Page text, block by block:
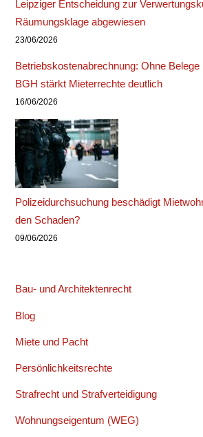
Leipziger Entscheidung zur
Räumungsklage abgewiesen
23/06/2026
Betriebskostenabrechnung: Ohne Belege
BGH stärkt Mieterrechte deutlich
16/06/2026
Polizeidurchsuchung beschädigt
den Schaden?
09/06/2026
Bau- und Architektenrecht
Blog
Miete und Pacht
Persönlichkeitsrechte
Strafrecht und Strafverteidigung
Wohnungseigentum (WEG)